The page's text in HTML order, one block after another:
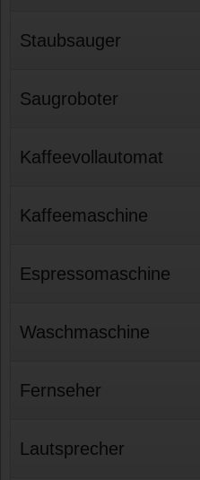
Staubsauger
Saugroboter
Kaffeevollautomat
Kaffeemaschine
Espressomaschine
Waschmaschine
Fernseher
Lautsprecher